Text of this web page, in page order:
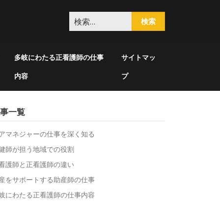
検
索:
多岐にわたる正看護師の仕事
内容
サイトマッ
プ
一覧
マネジャーの仕事を深く知る
師が担う地域での役割
護師と正看護師の違い
をサポートする助産師の仕事
にわたる正看護師の仕事内容